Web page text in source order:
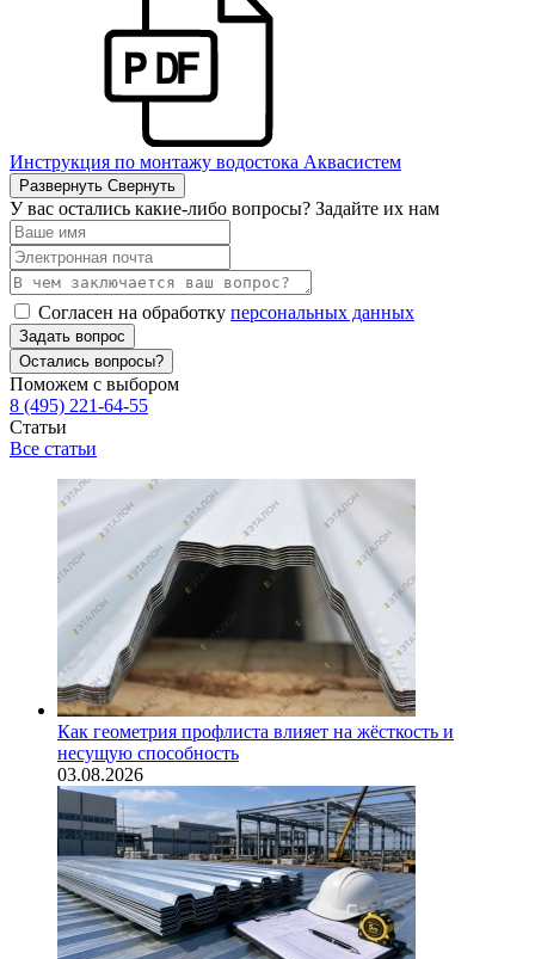
Инструкция по монтажу водостока Аквасистем
Развернуть Свернуть
У вас остались какие-либо вопросы? Задайте их нам
Согласен на обработку персональных данных
Задать вопрос
Остались вопросы?
Поможем с выбором
8 (495) 221-64-55
Статьи
Все статьи
Как геометрия профлиста влияет на жёсткость и
несущую способность
03.08.2026